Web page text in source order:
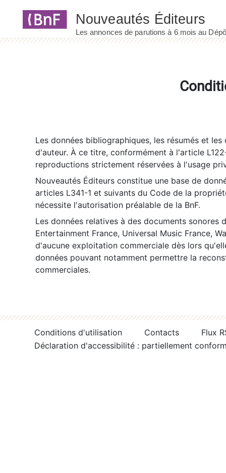
Les données bibliographiques, les résumés et
d'auteur. À ce titre, conformément à l'article
reproductions strictement réservées à l'usage
Nouveautés Éditeurs constitue une base de
articles L341-1 et suivants du Code de la
nécessite l'autorisation préalable de la BnF.
Les données relatives à des documents sonores
Entertainment France, Universal Music France,
d'aucune exploitation commerciale dès lors
données pouvant notamment permettre la
commerciales.
Conditions d'utilisation Contacts
Flux
Déclaration d'accessibilité : partiellement